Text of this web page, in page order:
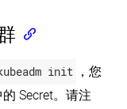
init ，您
Secret。请注